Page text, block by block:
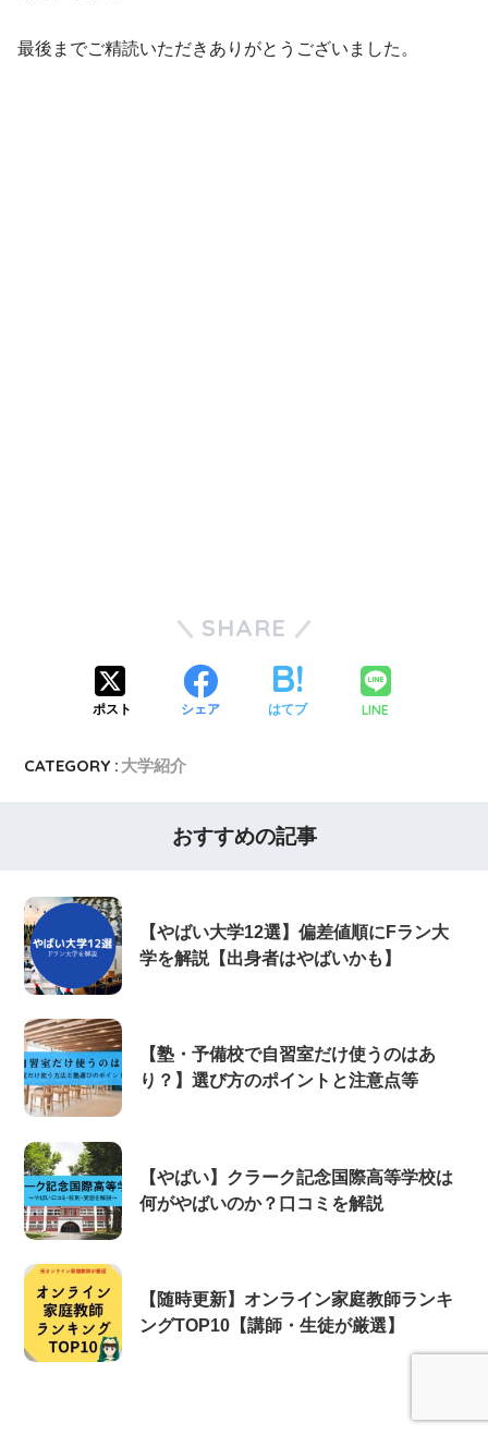
最後までご精読いただきありがとうございました。
SHARE
ポスト シェア はてブ LINE
CATEGORY : 大学紹介
おすすめの記事
【やばい大学12選】偏差値順にFラン大
学を解説【出身者はやばいかも】
【塾・予備校で自習室だけ使うのはあ
り？】選び方のポイントと注意点等
【やばい】クラーク記念国際高等学校は
何がやばいのか？口コミを解説
【随時更新】オンライン家庭教師ランキ
ングTOP10【講師・生徒が厳選】